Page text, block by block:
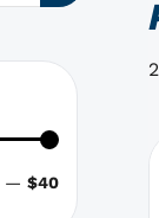
— $40